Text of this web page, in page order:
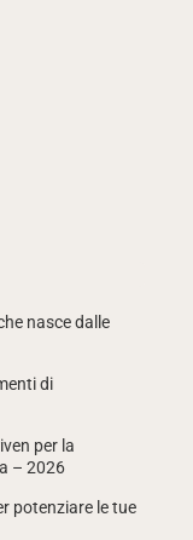
nasce dalle
di
per la
– 2026
potenziare le tue